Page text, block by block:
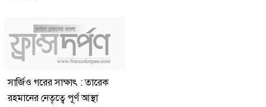
সার্জিও গরের সাক্ষাৎ : তারেক
রহমানের নেতৃত্বে পূর্ণ আস্থা